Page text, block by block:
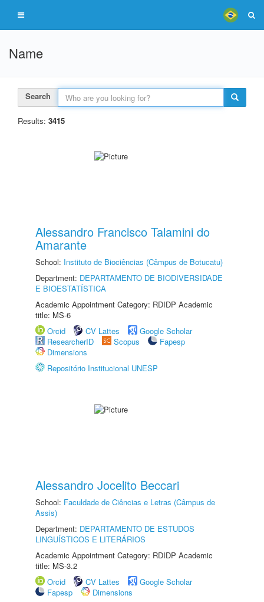
Name
Search
Results: 3415
Alessandro Francisco Talamini do
Amarante
School: Instituto de Biociências (Câmpus de Botucatu)
Department: DEPARTAMENTO DE BIODIVERSIDADE
E BIOESTATÍSTICA
Academic Appointment Category: RDIDP Academic
title: MS-6
Orcid
CV Lattes
Google Scholar
ResearcherID
Scopus
Fapesp
Dimensions
Repositório Institucional UNESP
Alessandro Jocelito Beccari
School: Faculdade de Ciências e Letras (Câmpus de
Assis)
Department: DEPARTAMENTO DE ESTUDOS
LINGUÍSTICOS E LITERÁRIOS
Academic Appointment Category: RDIDP Academic
title: MS-3.2
Orcid
CV Lattes
Google Scholar
Fapesp
Dimensions